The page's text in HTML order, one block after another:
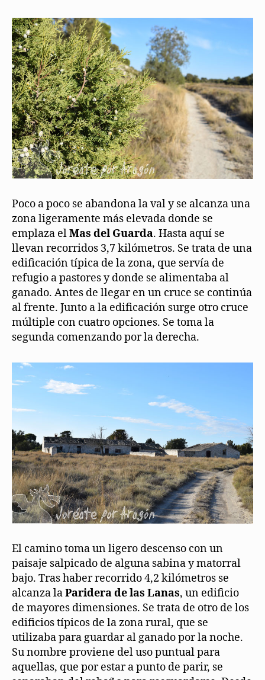
Poco a poco se abandona la val y se alcanza una
zona ligeramente más elevada donde se
emplaza elMas del Guarda. Hasta aquí se
llevan recorridos 3,7 kilómetros. Se trata de una
edificación típica de la zona, que servía de
refugio a pastores y donde se alimentaba al
ganado. Antes de llegar en un cruce se continúa
al frente. Junto a la edificación surge otro cruce
múltiple con cuatro opciones. Se toma la
segunda comenzando por la derecha.
El camino toma un ligero descenso con un
paisaje salpicado de alguna sabina y matorral
bajo. Tras haber recorrido 4,2 kilómetros se
alcanza laParidera de las Lanas, un edificio
de mayores dimensiones. Se trata de otro de los
edificios típicos de la zona rural, que se
utilizaba para guardar al ganado por la noche.
Su nombre proviene del uso puntual para
aquellas, que por estar a punto de parir, se